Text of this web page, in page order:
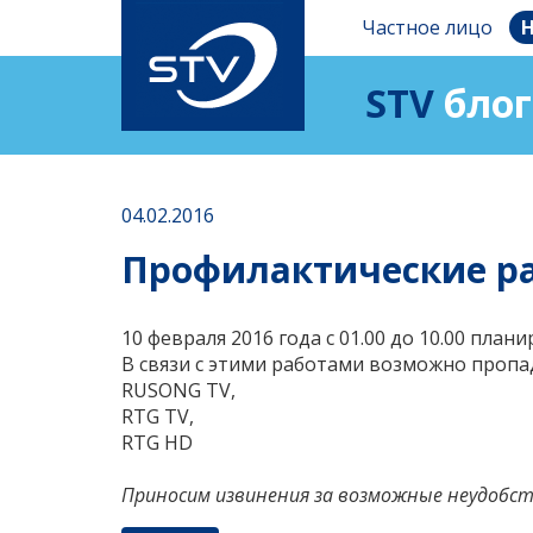
Частное лицо
STV блог
04.02.2016
Профилактические
10 февраля 2016 года с 01.00 до 10.00
В связи с этими работами возможно
RUSONG TV,
RTG TV,
RTG HD
Приносим извинения за возможные